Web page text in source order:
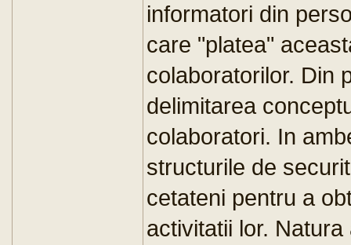
informatori din
care "platea"
colaboratorilor. Din
delimitarea
colaboratori. In
structurile de
cetateni pentru a
activitatii lor.